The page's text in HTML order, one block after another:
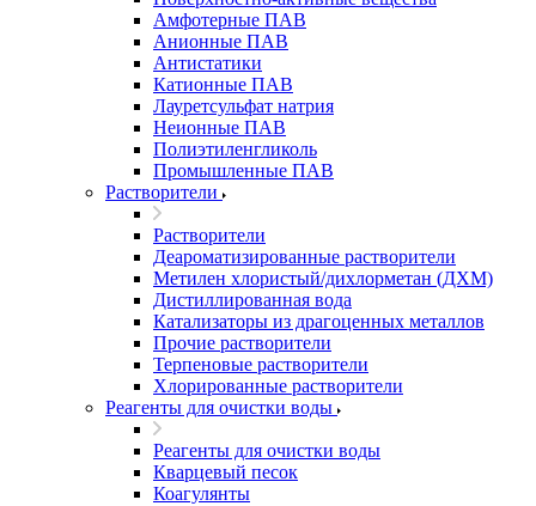
Амфотерные ПАВ
Анионные ПАВ
Антистатики
Катионные ПАВ
Лауретсульфат натрия
Неионные ПАВ
Полиэтиленгликоль
Промышленные ПАВ
Растворители
Растворители
Деароматизированные растворители
Метилен хлористый/дихлорметан (ДХМ)
Дистиллированная вода
Катализаторы из драгоценных металлов
Прочие растворители
Терпеновые растворители
Хлорированные растворители
Реагенты для очистки воды
Реагенты для очистки воды
Кварцевый песок
Коагулянты